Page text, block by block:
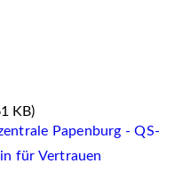
KB)
Papenburg - QS-
für Vertrauen